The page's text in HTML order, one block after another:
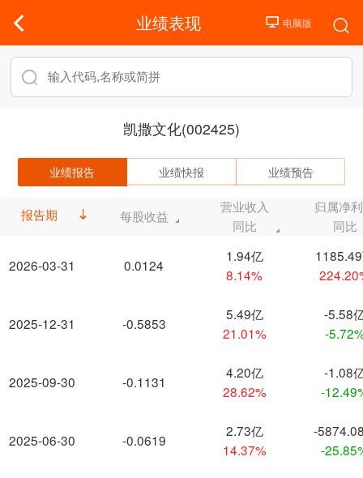
业绩表现
凯撒文化(002425)
业绩报告 业绩快报 业绩预告
报告期
2026-03-31
2025-12-31
2025-09-30
2025-06-30
每股收益
营业收入
同比
归属净
同比
0.0124
1.94亿
8.14%
-0.5853
5.49亿
21.01%
-5.58
-
-0.1131
4.20亿
28.62%
-1.08
-
-0.0619
2.73亿
14.37%
-
-